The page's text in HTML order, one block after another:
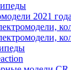
2021 года